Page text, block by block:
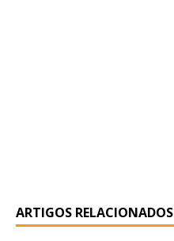
ARTIGOS RELACIONADOS